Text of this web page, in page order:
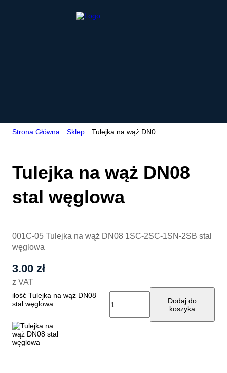
Strona Główna Sklep Tulejka na wąż DN0...
Tulejka na wąż DN08
stal węglowa
001C-05 Tulejka na wąż DN08 1SC-2SC-1SN-2SB stal
węglowa
3.00 zł
z VAT
ilość Tulejka na wąż DN08
stal węglowa
Dodaj do
koszyka